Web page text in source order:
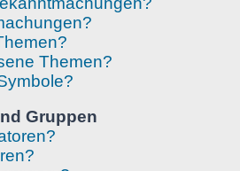
Themen?
Gruppen